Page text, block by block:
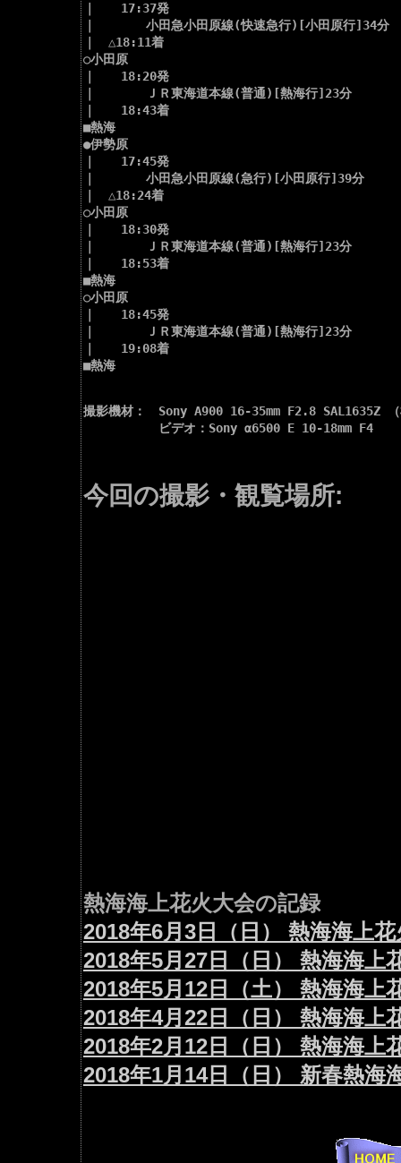
｜　　17:37発
｜　　　　小田急小田原線(快速急行)[小田原行]34分
｜　△18:11着
○小田原
｜　　18:20発
｜　　　　ＪＲ東海道本線(普通)[熱海行]23分
｜　　18:43着
■熱海
●伊勢原
｜　　17:45発
｜　　　　小田急小田原線(急行)[小田原行]39分
｜　△18:24着
○小田原
｜　　18:30発
｜　　　　ＪＲ東海道本線(普通)[熱海行]23分
｜　　18:53着
■熱海
○小田原
｜　　18:45発
｜　　　　ＪＲ東海道本線(普通)[熱海行]23分
｜　　19:08着
■熱海
撮影機材：　Sony A900 16-35mm F2.8 SAL1635Z （
ビデオ：Sony α6500 E 10-18mm F4
今回の撮影・観覧場所:
熱海海上花火大会の記録
2018年6月3日（日） 熱海海上
2018年5月27日（日） 熱海海上
2018年5月12日（土） 熱海海上
2018年4月22日（日） 熱海海上
2018年2月12日（日） 熱海海上
2018年1月14日（日） 新春熱海